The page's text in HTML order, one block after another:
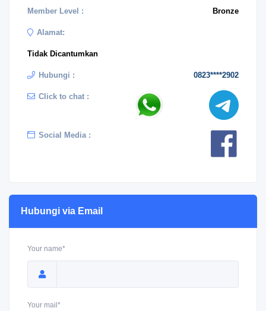
Member Level : Bronze
Alamat:
Tidak Dicantumkan
Hubungi : 0823****2902
Click to chat :
Social Media :
Hubungi via Email
Your name*
Your mail*